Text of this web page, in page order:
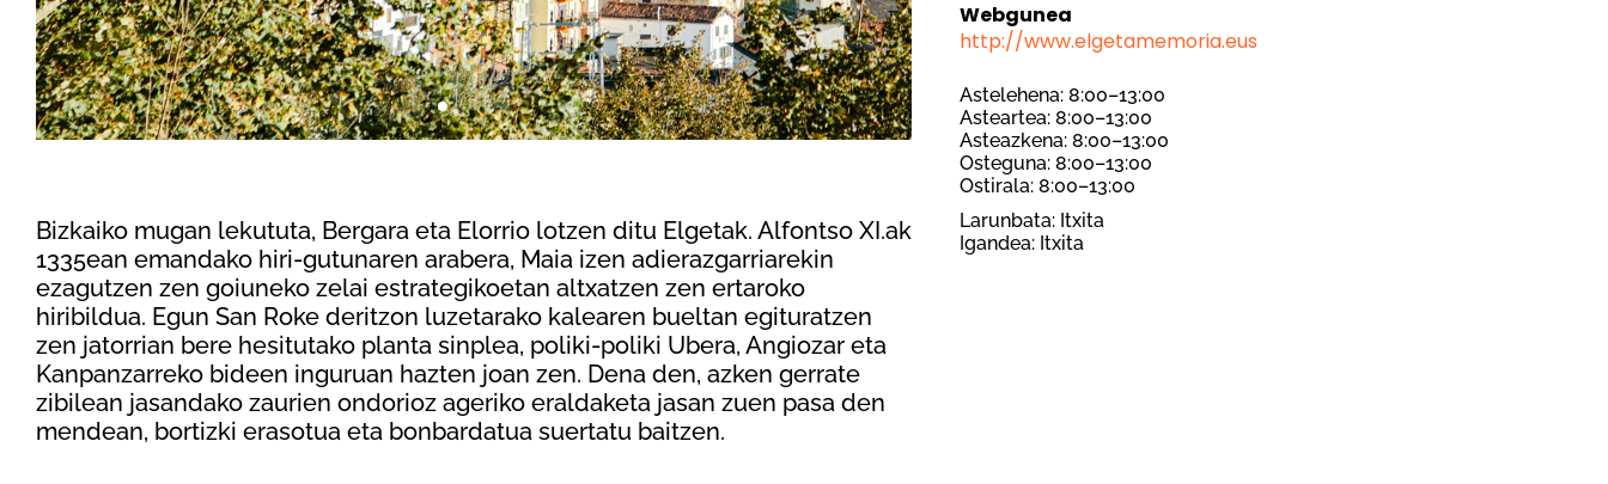
Bizkaiko mugan lekututa, Bergara eta Elorrio lotzen ditu Elgetak. Alfontso XI.ak
1335ean emandako hiri-gutunaren arabera, Maia izen adierazgarriarekin
ezagutzen zen goiuneko zelai estrategikoetan altxatzen zen ertaroko
hiribildua. Egun San Roke deritzon luzetarako kalearen bueltan egituratzen
zen jatorrian bere hesitutako planta sinplea, poliki-poliki Ubera, Angiozar eta
Kanpanzarreko bideen inguruan hazten joan zen. Dena den, azken gerrate
zibilean jasandako zaurien ondorioz ageriko eraldaketa jasan zuen pasa den
mendean, bortizki erasotua eta bonbardatua suertatu baitzen.
Webgunea
http://www.elgetamemoria.eus
Astelehena: 8:00–13:00
Asteartea: 8:00–13:00
Asteazkena: 8:00–13:00
Osteguna: 8:00–13:00
Ostirala: 8:00–13:00
Larunbata: Itxita
Igandea: Itxita